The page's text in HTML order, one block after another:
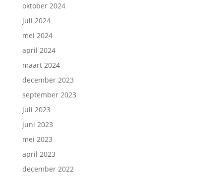
oktober 2024
juli 2024
mei 2024
april 2024
maart 2024
december 2023
september 2023
juli 2023
juni 2023
mei 2023
april 2023
december 2022